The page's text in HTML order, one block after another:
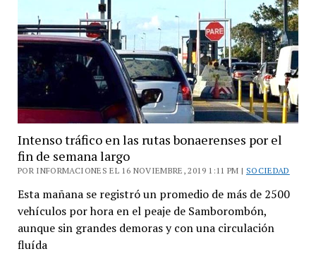
80%
de
cara
a
Semana
Santa
Intenso tráfico en las rutas bonaerenses por el
fin de semana largo
POR INFORMACIONES EL 16 NOVIEMBRE, 2019 1:11 PM | SOCIEDAD
Esta mañana se registró un promedio de más de 2500
vehículos por hora en el peaje de Samborombón,
aunque sin grandes demoras y con una circulación
fluída